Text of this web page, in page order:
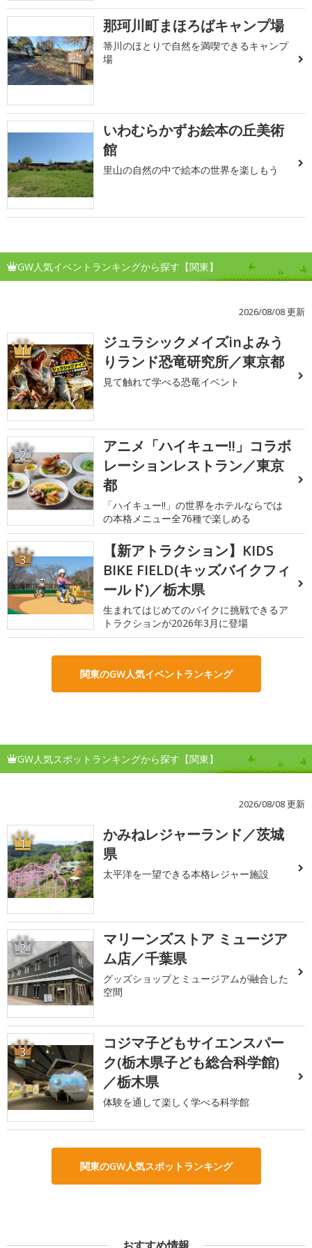
那珂川町まほろばキャンプ場
箒川のほとりで自然を満喫できるキャンプ
場
いわむらかずお絵本の丘美術
館
里山の自然の中で絵本の世界を楽しもう
GW人気イベントランキングから探す【関東】
2026/08/08 更新
1
ジュラシックメイズinよみう
りランド恐竜研究所／東京都
見て触れて学べる恐竜イベント
2
アニメ「ハイキュー!!」コラボ
レーションレストラン／東京
都
「ハイキュー!!」の世界をホテルならでは
の本格メニュー全76種で楽しめる
3
【新アトラクション】KIDS
BIKE FIELD(キッズバイクフィ
ールド)／栃木県
生まれてはじめてのバイクに挑戦できるア
トラクションが2026年3月に登場
関東のGW人気イベントランキング
GW人気スポットランキングから探す【関東】
2026/08/08 更新
1
かみねレジャーランド／茨城
県
太平洋を一望できる本格レジャー施設
2
マリーンズストア ミュージア
ム店／千葉県
グッズショップとミュージアムが融合した
空間
3
コジマ子どもサイエンスパー
ク(栃木県子ども総合科学館)
／栃木県
体験を通して楽しく学べる科学館
関東のGW人気スポットランキング